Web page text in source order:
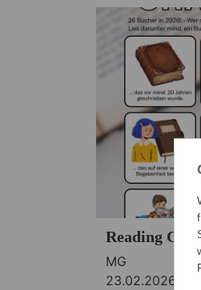
Reading
MG
23.02.2026 ·